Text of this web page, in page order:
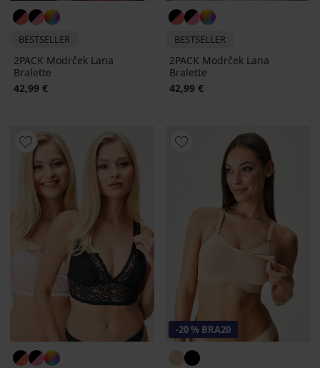
BESTSELLER
2PACK Modrček Lana
Bralette
42,99 €
BESTSELLER
2PACK Modrček Lana
Bralette
42,99 €
-20 % BRA20